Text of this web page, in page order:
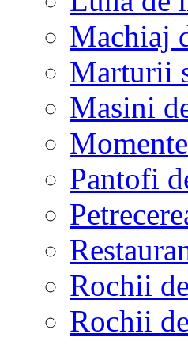
Machiaj
Marturii
Masini
Pantofi
Rochii
Rochii